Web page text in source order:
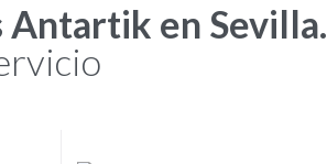
Antartik en Sevilla.